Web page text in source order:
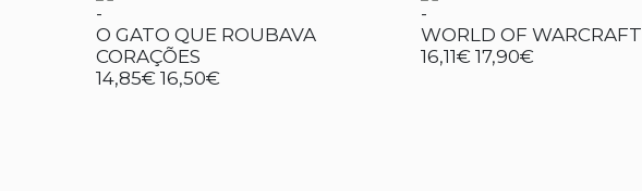
-
O GATO QUE ROUBAVA
CORAÇÕES
14,85€ 16,50€
-
WORLD OF WARCRAFT
16,11€ 17,90€